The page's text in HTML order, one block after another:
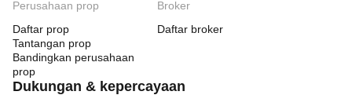
Perusahaan prop
Daftar prop
Tantangan prop
Bandingkan perusahaan
prop
Broker
Daftar broker
Dukungan & kepercayaan